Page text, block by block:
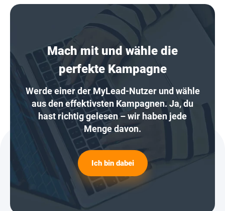
Mach mit und wähle die
perfekte Kampagne
Werde einer der MyLead-Nutzer und wähle
aus den effektivsten Kampagnen. Ja, du
hast richtig gelesen – wir haben jede
Menge davon.
Ich bin dabei